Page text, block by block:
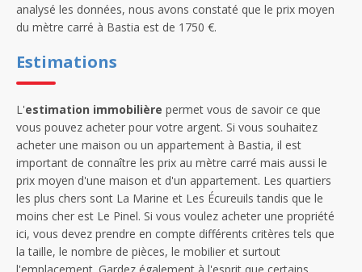
analysé les données, nous avons constaté que le prix moyen
du mètre carré à Bastia est de 1750 €.
Estimations
L'estimation immobilière permet vous de savoir ce que
vous pouvez acheter pour votre argent. Si vous souhaitez
acheter une maison ou un appartement à Bastia, il est
important de connaître les prix au mètre carré mais aussi le
prix moyen d'une maison et d'un appartement. Les quartiers
les plus chers sont La Marine et Les Écureuils tandis que le
moins cher est Le Pinel. Si vous voulez acheter une propriété
ici, vous devez prendre en compte différents critères tels que
la taille, le nombre de pièces, le mobilier et surtout